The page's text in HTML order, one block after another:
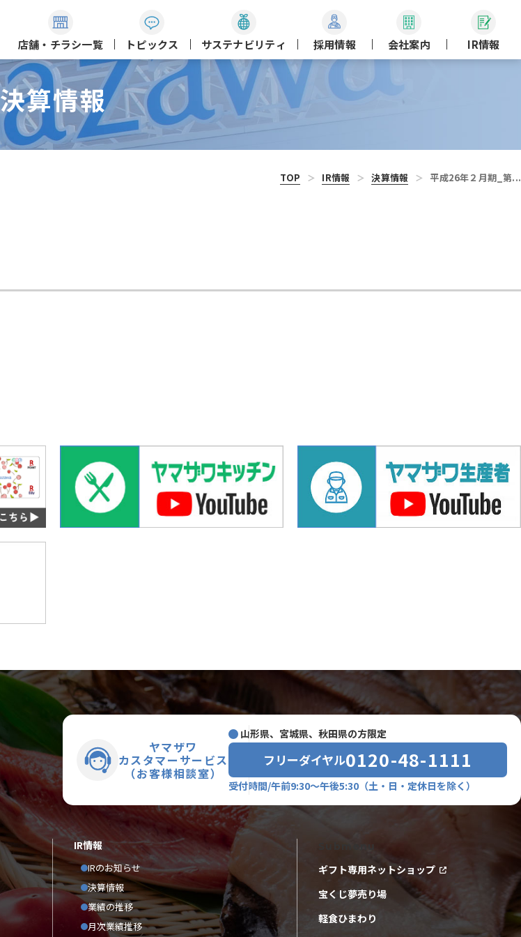
店舗・チラシ一覧 トピックス サステナビリティ 採用情報 会社案内 IR情報
決算情報
TOP IR情報 決算情報 平成26年２月期_第...
ヤマザワ
カスタマーサービス
（お客様相談室）
山形県、宮城県、秋田県の方限定
フリーダイヤル0120-48-1111
受付時間/午前9:30～午後5:30 （土・日・定休日を除く）
IR情報
IRのお知らせ
決算情報
業績の推移
月次業績推移
Submenu
ギフト専用ネットショップ
宝くじ夢売り場
軽食ひまわり